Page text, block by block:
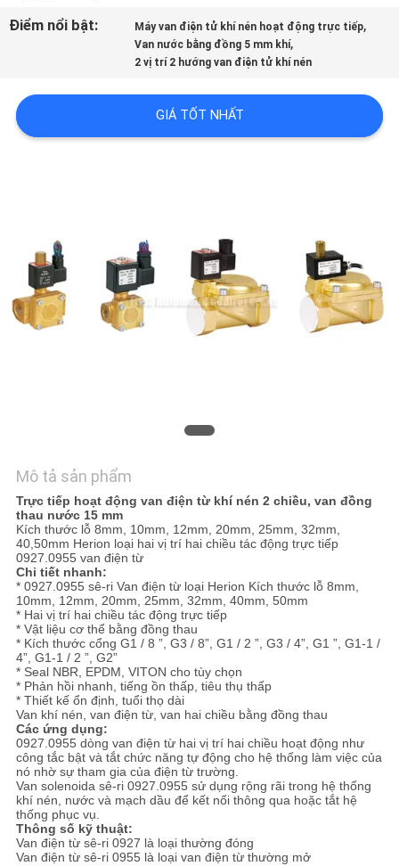
MÁY
SOÁT
CHẤT
HỆ
CHÚNG
TÔI
GIÁ
VR
SHOW
SƠ
ĐỒ
TRANG
WEB
PRIVACY
POLICY
Điểm nổi bật:
Máy van điện tử khí nén hoạt động trực tiếp,
Van nước bằng đồng 5 mm khí,
2 vị trí 2 hướng van điện tử khí nén
GIÁ TỐT NHẤT
Mô tả sản phẩm
Trực tiếp hoạt động van điện từ khí nén 2 chiều, van đồng
thau nước 15 mm
Kích thước lỗ 8mm, 10mm, 12mm, 20mm, 25mm, 32mm,
40,50mm Herion loại hai vị trí hai chiều tác động trực tiếp
0927.0955 van điện từ
Chi tiết nhanh:
* 0927.0955 sê-ri Van điện từ loại Herion Kích thước lỗ 8mm,
10mm, 12mm, 20mm, 25mm, 32mm, 40mm, 50mm
* Hai vị trí hai chiều tác động trực tiếp
* Vật liệu cơ thể bằng đồng thau
* Kích thước cổng G1 / 8 ”, G3 / 8”, G1 / 2 ”, G3 / 4”, G1 ”, G1-1 /
4”, G1-1 / 2 ”, G2”
* Seal NBR, EPDM, VITON cho tùy chọn
* Phản hồi nhanh, tiếng ồn thấp, tiêu thụ thấp
* Thiết kế ổn định, tuổi thọ dài
Van khí nén, van điện từ, van hai chiều bằng đồng thau
Các ứng dụng:
0927.0955 dòng van điện từ hai vị trí hai chiều hoạt động như
công tắc bật và tắt chức năng tự động cho hệ thống làm việc của
nó nhờ sự tham gia của điện từ trường.
Van solenoida sê-ri 0927.0955 sử dụng rộng rãi trong hệ thống
khí nén, nước và mạch dầu để kết nối thông qua hoặc tắt hệ
thống phục vụ.
Thông số kỹ thuật:
Van điện từ sê-ri 0927 là loại thường đóng
Van điện từ sê-ri 0955 là loại van điện từ thường mở